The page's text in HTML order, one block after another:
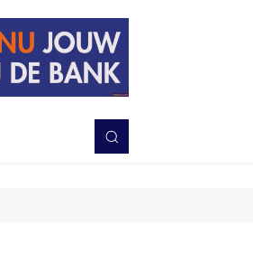
TNI-POLRI